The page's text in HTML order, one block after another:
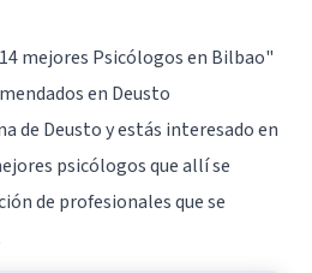
mejores Psicólogos en Bilbao"
en Deusto
de Deusto y estás interesado en
psicólogos que allí se
de profesionales que se